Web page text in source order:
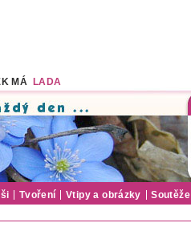
MÁ LADA
Tvoření Vtipy a obrázky Soutěže